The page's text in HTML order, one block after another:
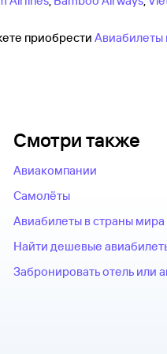
приобрести Авиабилеты
Смотри также
Авиакомпании
Самолёты
Авиабилеты в страны мира
Найти дешевые
Забронировать отель или